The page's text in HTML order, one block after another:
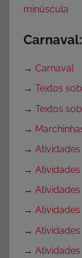
minúscula
Carnaval:
→ Carnaval
→ Textos
→ Textos
→
→
→
→ Atividades
→ Atividades
→
→